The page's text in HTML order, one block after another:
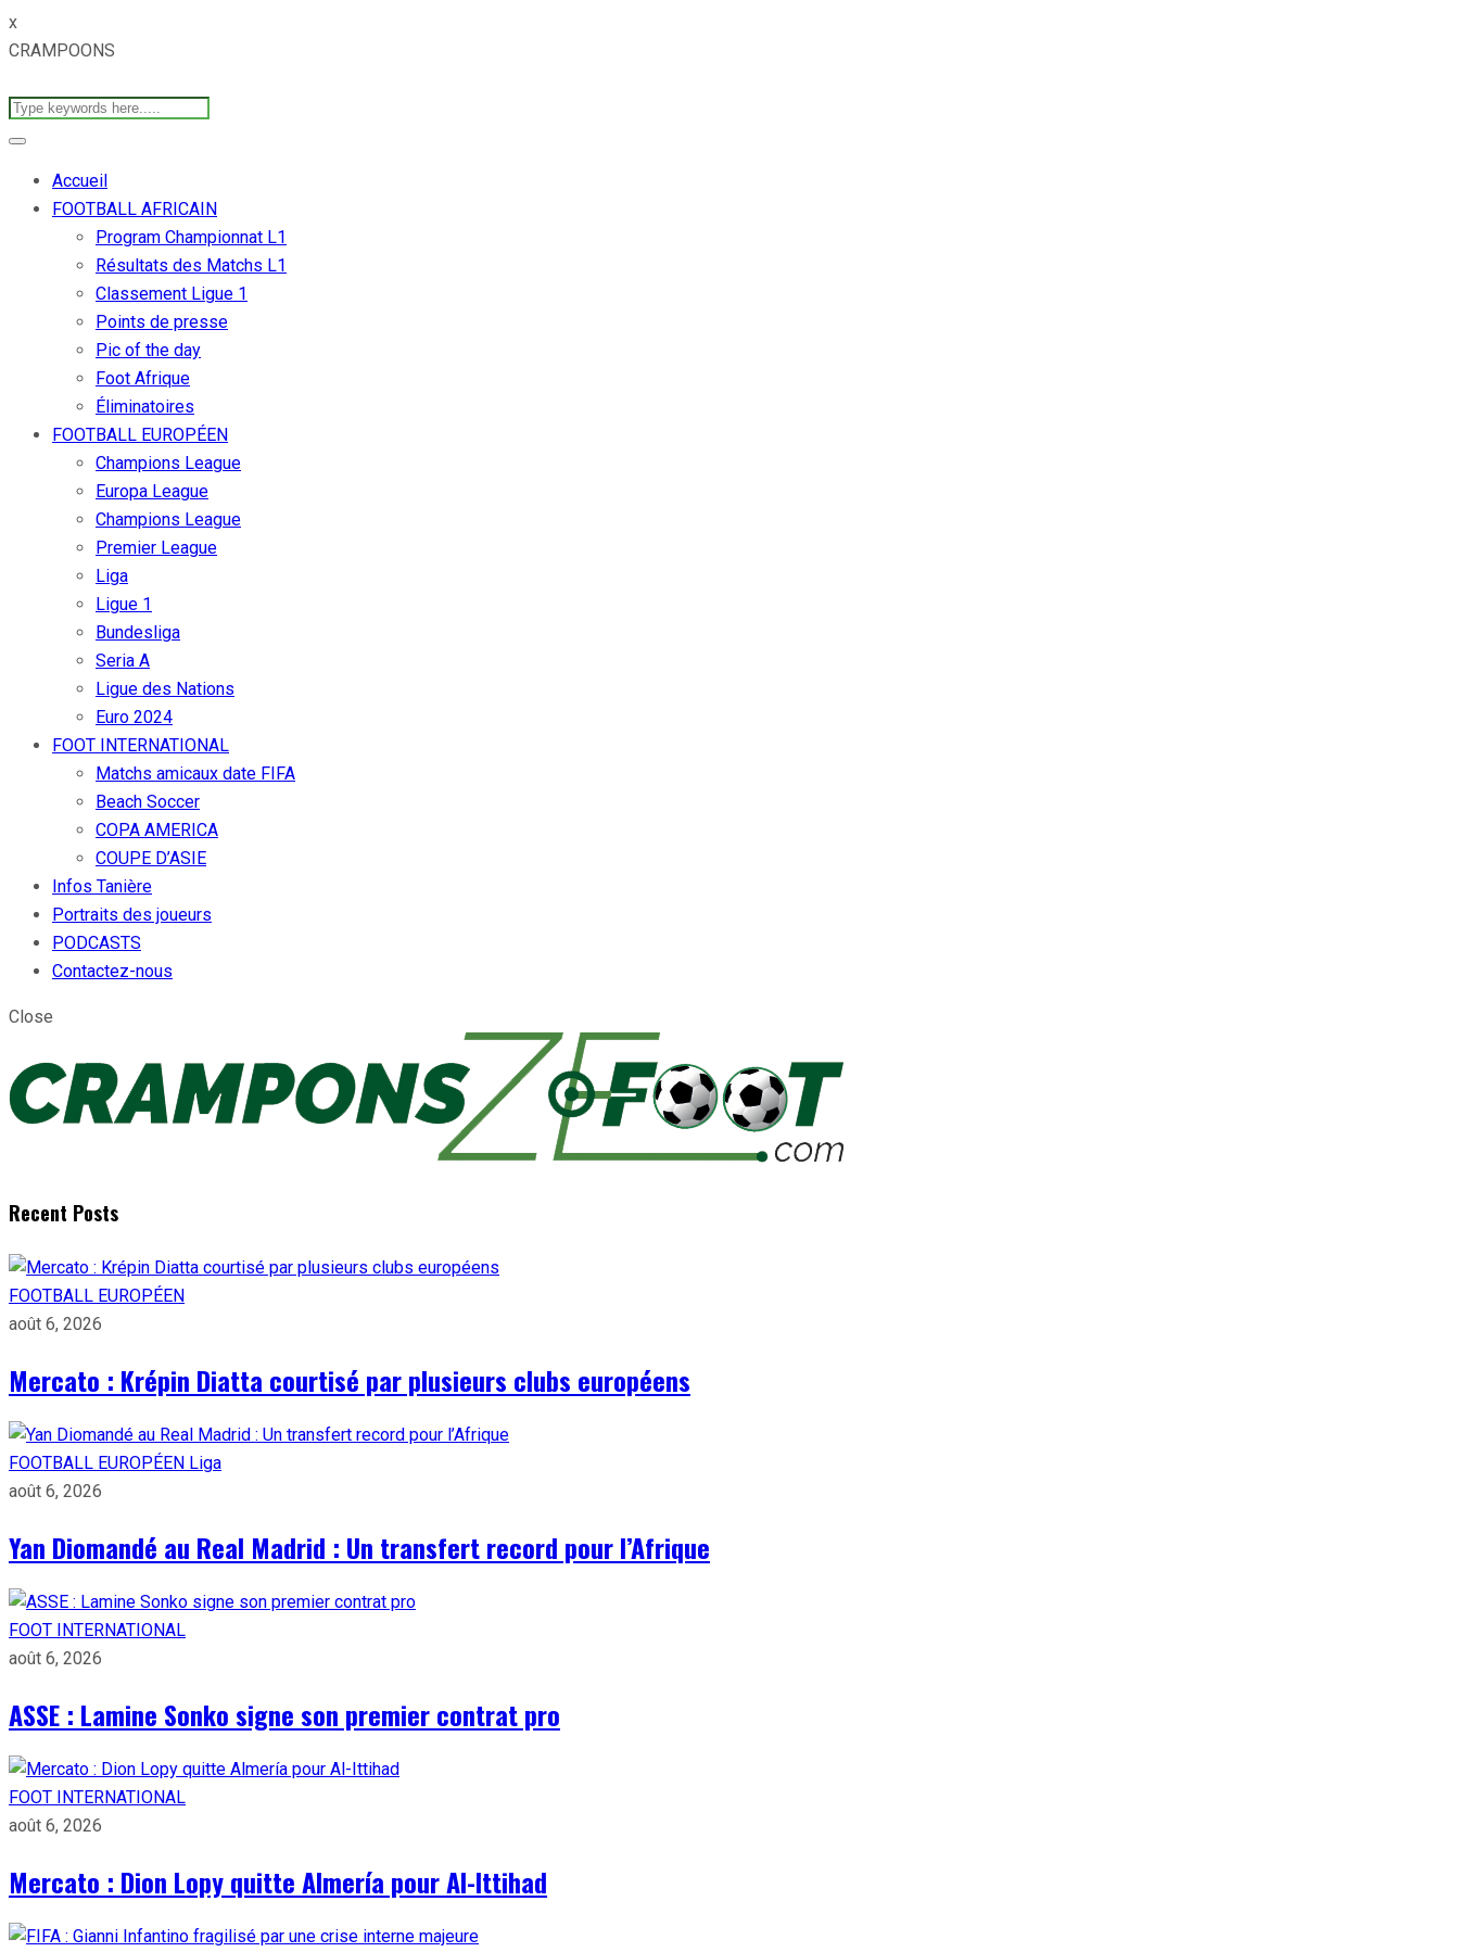
x
CRAMPOONS
Accueil
FOOTBALL AFRICAIN
Program Championnat L1
Résultats des Matchs L1
Classement Ligue 1
Points de presse
Pic of the day
Foot Afrique
Éliminatoires
FOOTBALL EUROPÉEN
Champions League
Europa League
Champions League
Premier League
Liga
Ligue 1
Bundesliga
Seria A
Ligue des Nations
Euro 2024
FOOT INTERNATIONAL
Matchs amicaux date FIFA
Beach Soccer
COPA AMERICA
COUPE D’ASIE
Infos Tanière
Portraits des joueurs
PODCASTS
Contactez-nous
Close
Recent Posts
FOOTBALL EUROPÉEN
août 6, 2026
Mercato : Krépin Diatta courtisé par plusieurs clubs européens
FOOTBALL EUROPÉEN Liga
août 6, 2026
Yan Diomandé au Real Madrid : Un transfert record pour l’Afrique
FOOT INTERNATIONAL
août 6, 2026
ASSE : Lamine Sonko signe son premier contrat pro
FOOT INTERNATIONAL
août 6, 2026
Mercato : Dion Lopy quitte Almería pour Al-Ittihad